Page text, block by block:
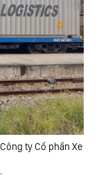
ty Cổ phần Xe